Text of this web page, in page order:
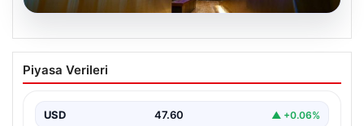
05.08.2026
Yatırım araçlarının haftalık performansı
nasıl oldu?
Piyasa Verileri
USD 47.60 ▲ +0.06%